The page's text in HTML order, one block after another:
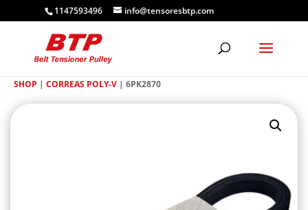
1147593496 info@tensoresbtp.com
SHOP | CORREAS POLY-V | 6PK2870